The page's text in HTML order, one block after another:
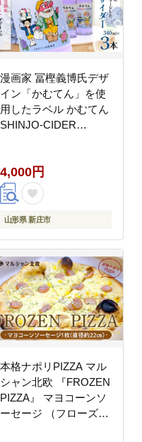
漫画家 冨樫義博氏デザ
イン「かむてん」を使
用したラベル かむてん
SHINJO-CIDER
4,000円
山形県 新庄市
本格ナポリPIZZA マル
シャン北欧 『FROZEN
PIZZA』 マヨコーンソ
ーセージ （フローズン